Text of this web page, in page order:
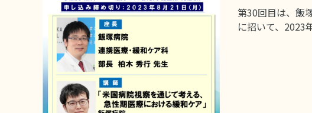
第30回目は、
に招いて、2023